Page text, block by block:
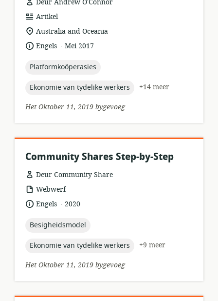
Deur Andrew O'Connor
hulpbronformaat:
Artikel
ligging
van
relevansie:
Australia and Oceania
taal:Engels .
datumMei 2017
topic:
Platformkoöperasies
topic:
Ekonomie van tydelike werkers
+14 meer
Het Oktober 11, 2019 bygevoeg
Community Shares Step-by-Step
Deur Community Share
hulpbronformaat:
Webwerf
taal:Engels .
datum
2020
topic:
Besigheidsmodel
topic:
Ekonomie van tydelike werkers
+9 meer
Het Oktober 11, 2019 bygevoeg